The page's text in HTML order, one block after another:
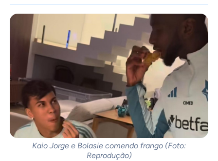
Kaio Jorge e Bolasie comendo frango (Foto:
Reprodução)